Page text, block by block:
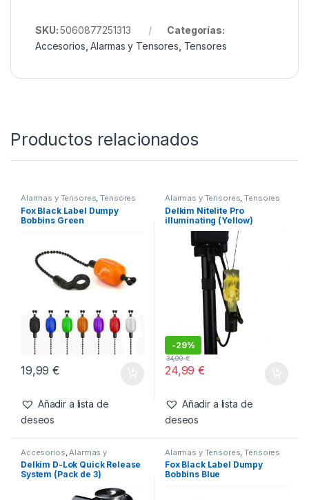
SKU:5060877251313
Categorías:
Accesorios ,Alarmas y Tensores Tensores
Productos relacionados
Alarmas y Tensores,Tensores
Fox Black Label Dumpy
Bobbins Green
19,99€
Añadir a lista de
deseos
Alarmas y Tensores,Tensores
Delkim Nitelite Pro
illuminating (Yellow)
-29%
24,99€
34,99€
Añadir a lista de
deseos
Accesorios Alarmas y
Tensores
Delkim D-Lok Quick Release
System (Pack de 3)
Alarmas y Tensores ,Tensores
Fox Black Label Dumpy
Bobbins Blue